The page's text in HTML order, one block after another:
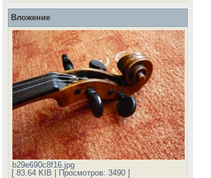
Вложение
b29e690c8f16.jpg
[ 83.64 KIB | Просмотров: 3490 ]